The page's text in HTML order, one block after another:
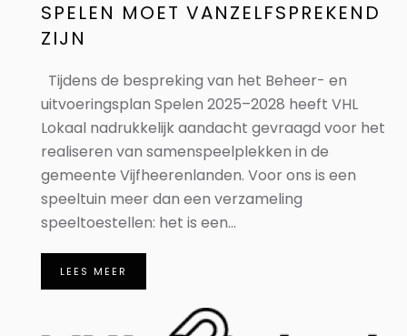
SPELEN MOET VANZELFSPREKEND
ZIJN
Tijdens de bespreking van het Beheer- en
uitvoeringsplan Spelen 2025–2028 heeft VHL
Lokaal nadrukkelijk aandacht gevraagd voor het
realiseren van samenspeelplekken in de
gemeente Vijfheerenlanden. Voor ons is een
speeltuin meer dan een verzameling
speeltoestellen: het is een...
LEES MEER